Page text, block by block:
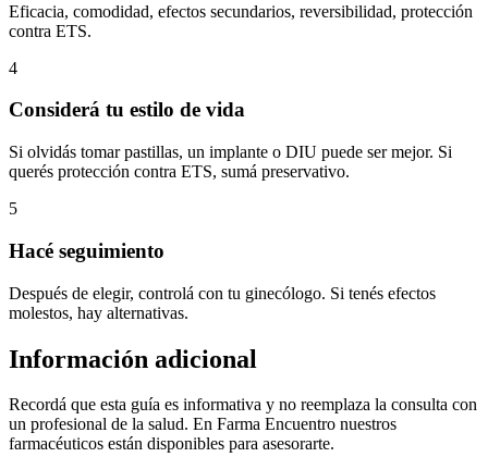
Eficacia, comodidad, efectos secundarios, reversibilidad, protección
contra ETS.
4
Considerá tu estilo de vida
Si olvidás tomar pastillas, un implante o DIU puede ser mejor. Si
querés protección contra ETS, sumá preservativo.
5
Hacé seguimiento
Después de elegir, controlá con tu ginecólogo. Si tenés efectos
molestos, hay alternativas.
Información adicional
Recordá que esta guía es informativa y no reemplaza la consulta con
un profesional de la salud. En Farma Encuentro nuestros
farmacéuticos están disponibles para asesorarte.